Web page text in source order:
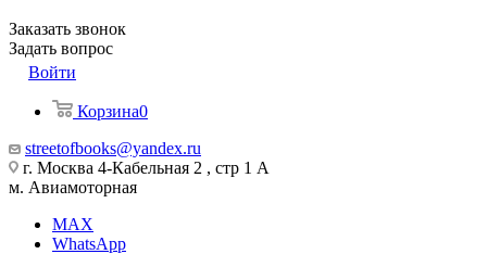
Заказать звонок
Задать вопрос
Войти
Корзина0
streetofbooks@yandex.ru
г. Москва 4-Кабельная 2 , стр 1 А
м. Авиамоторная
MAX
WhatsApp